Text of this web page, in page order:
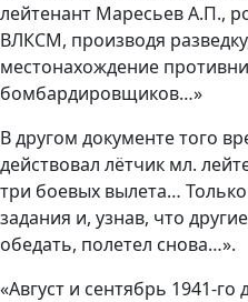
лейтенант Маресьев А.П.,
ВЛКСМ, производя
местонахождение
бомбардировщиков…»
В другом документе того
действовал лётчик мл.
три боевых вылета…
задания и, узнав, что
обедать, полетел снова…».
«Август и сентябрь 1941-